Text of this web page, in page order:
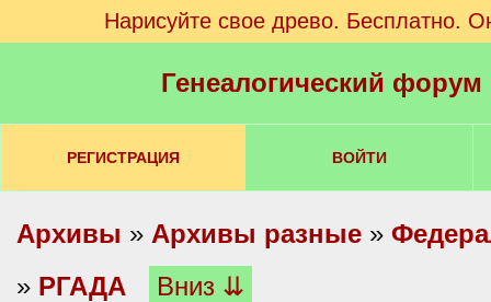
Нарисуйте свое древо. Бесплатно.
Генеалогический
РЕГИСТРАЦИЯ ВОЙТИ
Архивы » Архивы разные »
» РГАДА Вниз ⇊